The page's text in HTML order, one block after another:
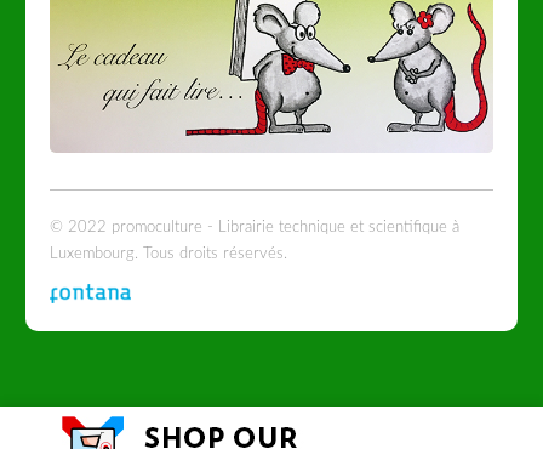
© 2022 promoculture - Librairie technique et scientifique à
Luxembourg. Tous droits réservés.